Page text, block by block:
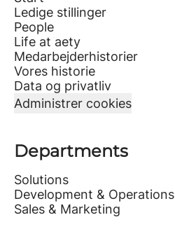
Ledige stillinger
People
Life at aety
Medarbejderhistorier
Vores historie
Data og privatliv
Administrer cookies
Departments
Solutions
Development & Operations
Sales & Marketing